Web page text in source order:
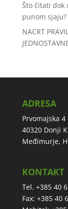
Što čitati dok
punom sjaju?
NACRT
ADRESA
Prvomajska 4
40320 Donji
Međimurje,
KONTAKT
Tel. +385 40
Fax: +385 40